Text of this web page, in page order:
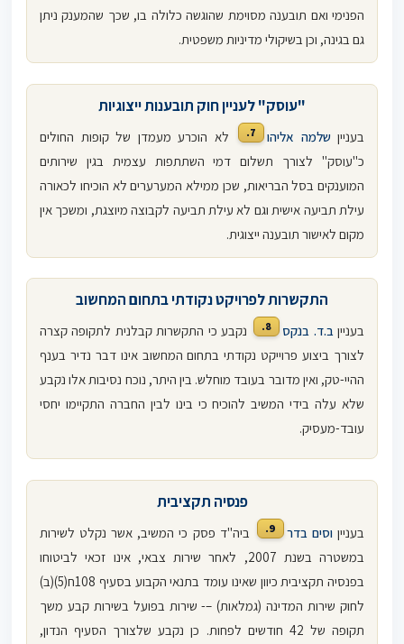
הפנימי ואם תובענה מסוימת שהוגשה כלולה בו, שכך שהמענק ניתן
גם בגינה, וכן בשיקולי מדיניות משפטית.
"עוסק" לעניין חוק תובענות ייצוגיות
בענייןשלמה אליהו 7.
לא הוכרע מעמדן של קופות החולים
כ"עוסק" לצורך תשלום דמי השתתפות עצמית בגין שירותים
המוענקים בסל הבריאות, שכן ממילא המערערים לא הוכיחו לכאורה
עילת תביעה אישית וגם לא עילת תביעה לקבוצה מיוצגת, ומשכך אין
מקום לאישור תובענה ייצוגית.
התקשרות לפרויקט נקודתי בתחום המחשוב
בענייןב.ד. בנקס 8.
נקבע כי התקשרות קבלנית לתקופה קצרה
לצורך ביצוע פרוייקט נקודתי בתחום המחשוב אינו דבר נדיר בענף
ההיי-טק, ואין מדובר בעובד מוחלש. בין היתר, נוכח נסיבות אלו נקבע
שלא עלה בידי המשיב להוכיח כי בינו לבין החברה התקיימו יחסי
עובד-מעסיק.
פנסיה תקציבית
בענייןוסים בדר 9.
ביה"ד פסק כי המשיב, אשר נקלט לשירות
במשטרה בשנת 2007, לאחר שירות צבאי, אינו זכאי לביטוחו
בפנסיה תקציבית כיוון שאינו עומד בתנאי הקבוע בסעיף 108ח(5)(ב)
לחוק שירות המדינה (גמלאות) –- שירות בפועל בשירות קבע משך
תקופה של 42 חודשים לפחות. כן נקבע שלצורך הסעיף הנדון,